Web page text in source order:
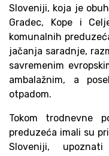
Sloveniji, koja je
Gradec, Kope i
komunalnih
jačanja saradnje,
savremenim
ambalažnim, a
otpadom.
Tokom trodnevne
preduzeća imali su
Sloveniji,